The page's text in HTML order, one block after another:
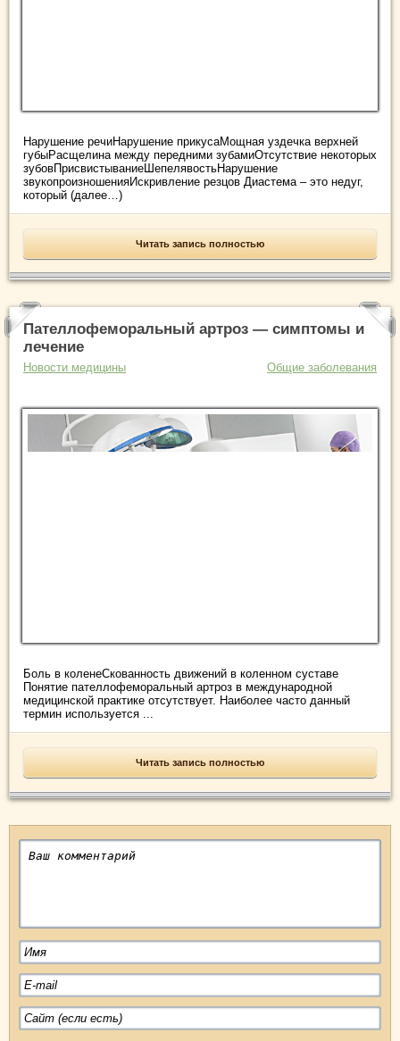
Нарушение речиНарушение прикусаМощная уздечка верхней
губыРасщелина между передними зубамиОтсутствие некоторых
зубовПрисвистываниеШепелявостьНарушение
звукопроизношенияИскривление резцов Диастема – это недуг,
который (далее…)
Читать запись полностью
Пателлофеморальный артроз — симптомы и
лечение
Новости медицины Общие заболевания
Боль в коленеСкованность движений в коленном суставе
Понятие пателлофеморальный артроз в международной
медицинской практике отсутствует. Наиболее часто данный
термин используется ...
Читать запись полностью